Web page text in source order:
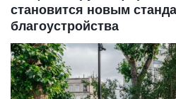
становится новым
благоустройства